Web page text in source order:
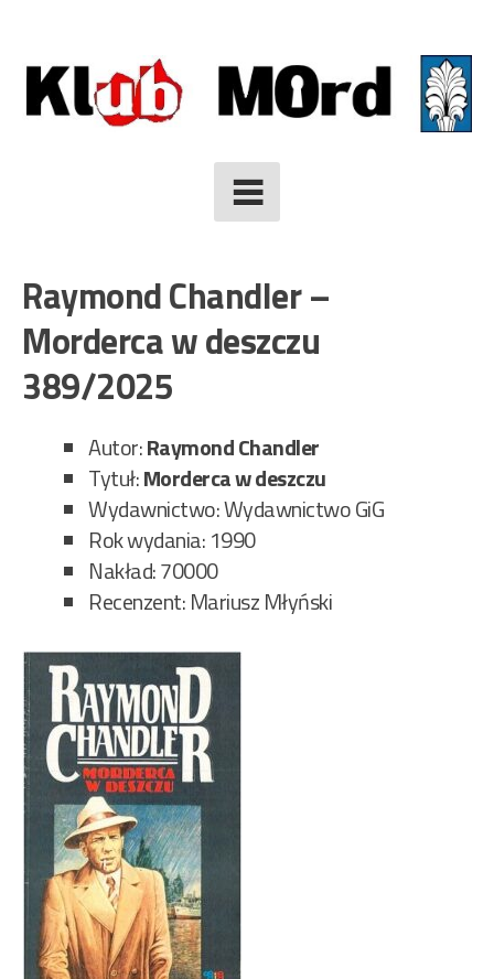
to
content
Raymond Chandler –
Morderca w deszczu
389/2025
Autor:Raymond Chandler
Tytuł:Morderca w deszczu
Wydawnictwo: Wydawnictwo GiG
Rok wydania: 1990
Nakład: 70000
Recenzent: Mariusz Młyński